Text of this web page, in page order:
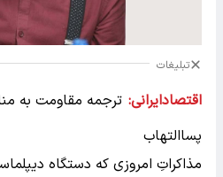
تبلیغات
اقتصادایرانی: ترجمه مقاومت به
پساالتهاب
مذاکراتِ امروزی که دستگاه